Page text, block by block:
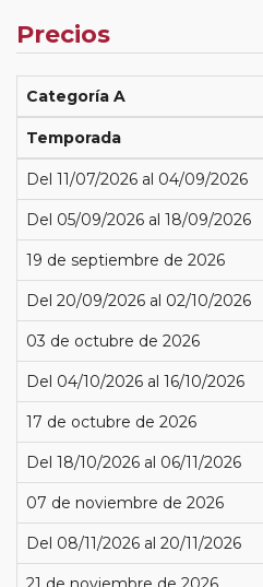
Precios
Categoría A
Temporada
Del 11/07/2026 al 04/09/2026
Del 05/09/2026 al 18/09/2026
19 de septiembre de 2026
Del 20/09/2026 al 02/10/2026
03 de octubre de 2026
Del 04/10/2026 al 16/10/2026
17 de octubre de 2026
Del 18/10/2026 al 06/11/2026
07 de noviembre de 2026
Del 08/11/2026 al 20/11/2026